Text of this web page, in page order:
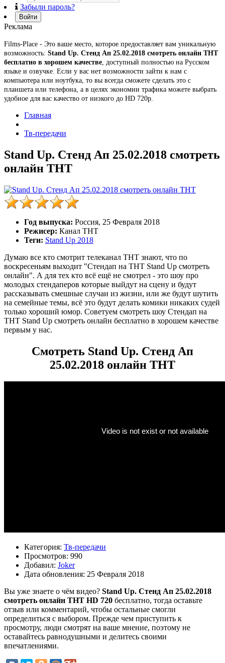
Забыли пароль?
Войти
Реклама
Films-Place - Это ваше место, которое предоставляет вам уникальную
возможность: Stand Up. Стенд Ап 25.02.2018 смотреть онлайн ТНТ
бесплатно в хорошем качестве , доступный полностью на Русском
языке и озвучке. Если у вас нет возможности зайти к нам с
компьютера или ноутбука, то вы всегда сможете сделать это с
планшета или телефона, а в целях экономии трафика можете выбрать
удобное для вас качество от низкого до HD 720p.
Главная
Тв-передачи
Stand Up. Стенд Ап 25.02.2018 смотреть
онлайн ТНТ
Год выпуска: Россия, 25 Февраля 2018
Режисер: Канал ТНТ
Теги: Stand Up 2018
Думаю все кто смотрит телеканал ТНТ знают, что по
воскресеньям выходит "Стендап на ТНТ Stand Up смотреть
онлайн". А для тех кто всё ещё не смотрел - это шоу про
молодых стендаперов которые выйдут на сцену и будут
рассказывать смешные случаи из жизни, или же будут шутить
на семейные темы, всё это будут делать комики никаких судей
только хороший юмор. Советуем смотреть шоу Стендап на
ТНТ Stand Up смотреть онлайн бесплатно в хорошем качестве
первым у нас.
Смотреть Stand Up. Стенд Ап
25.02.2018 онлайн ТНТ
Категория: Тв-передачи
Просмотров: 990
Добавил: Joker
Дата обновления: 25 Февраля 2018
Вы уже знаете о чём видео? Stand Up. Стенд Ап 25.02.2018
смотреть онлайн ТНТ HD 720 бесплатно, тогда оставьте
отзыв или комментарий, чтобы остальные смогли
определиться с выбором. Прежде чем приступить к
просмотру, люди смотрят на ваше мнение, поэтому не
оставайтесь равнодушными и делитесь своими
впечатлениями.